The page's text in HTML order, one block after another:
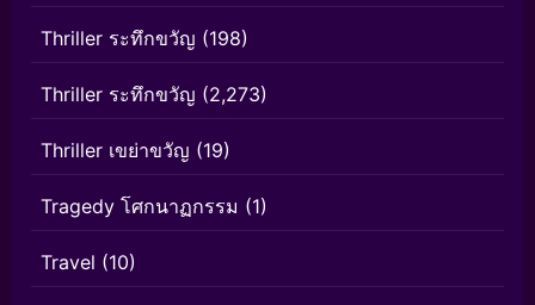
Thriller ระทึกขวัญ (198)
Thriller ระทึกขวัญ (2,273)
Thriller เขย่าขวัญ (19)
Tragedy โศกนาฏกรรม (1)
Travel (10)